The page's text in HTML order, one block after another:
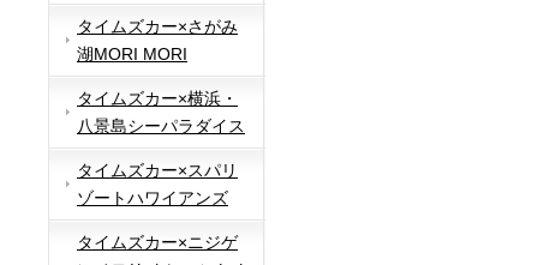
タイムズカー×さがみ
湖MORI MORI
タイムズカー×横浜・
八景島シーパラダイス
タイムズカー×スパリ
ゾートハワイアンズ
タイムズカー×ニジゲ